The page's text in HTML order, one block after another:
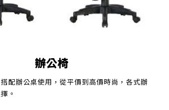
辦公椅
配辦公桌使用，從平價到高價時尚，各式辦
。